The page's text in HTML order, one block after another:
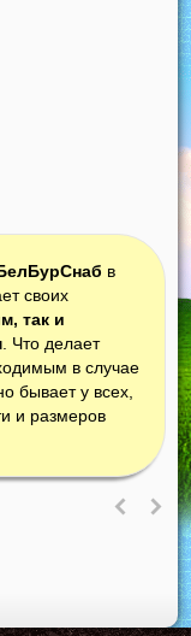
в
своих
так и
. Что делает
в случае
бывает у всех,
и размеров